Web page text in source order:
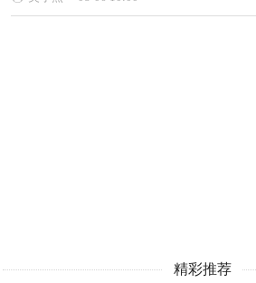
精彩推荐